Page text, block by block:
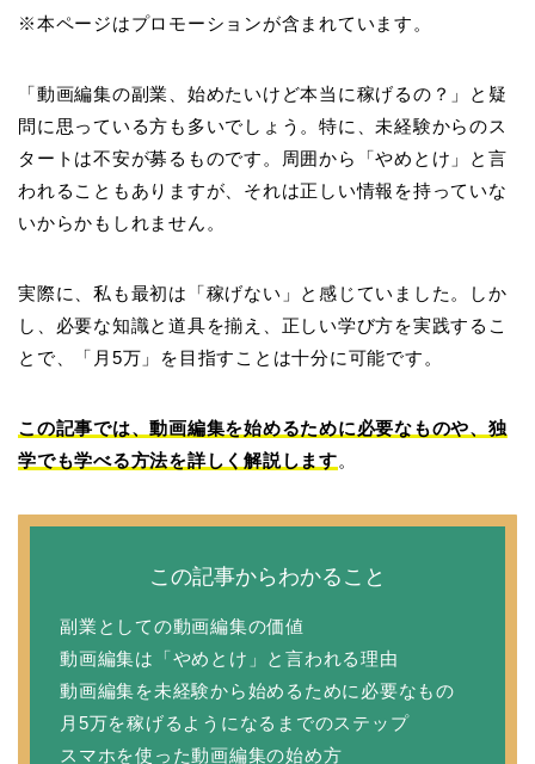
※本ページはプロモーションが含まれています。
「動画編集の副業、始めたいけど本当に稼げるの？」と疑
問に思っている方も多いでしょう。特に、未経験からのス
タートは不安が募るものです。周囲から「やめとけ」と言
われることもありますが、それは正しい情報を持っていな
いからかもしれません。
実際に、私も最初は「稼げない」と感じていました。しか
し、必要な知識と道具を揃え、正しい学び方を実践するこ
とで、「月5万」を目指すことは十分に可能です。
この記事では、動画編集を始めるために必要なものや、独
学でも学べる方法を詳しく解説します。
この記事からわかること
副業としての動画編集の価値
動画編集は「やめとけ」と言われる理由
動画編集を未経験から始めるために必要なもの
月5万を稼げるようになるまでのステップ
スマホを使った動画編集の始め方